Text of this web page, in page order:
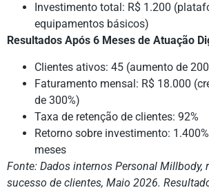
Investimento total: R$ 1.200
equipamentos básicos)
Resultados Após 6 Meses de Atuação
Clientes ativos: 45 (aumento de
Faturamento mensal: R$ 18.000
de 300%)
Taxa de retenção de clientes: 92%
Retorno sobre investimento:
meses
Fonte: Dados internos Personal Millbody,
sucesso de clientes, Maio 2026.